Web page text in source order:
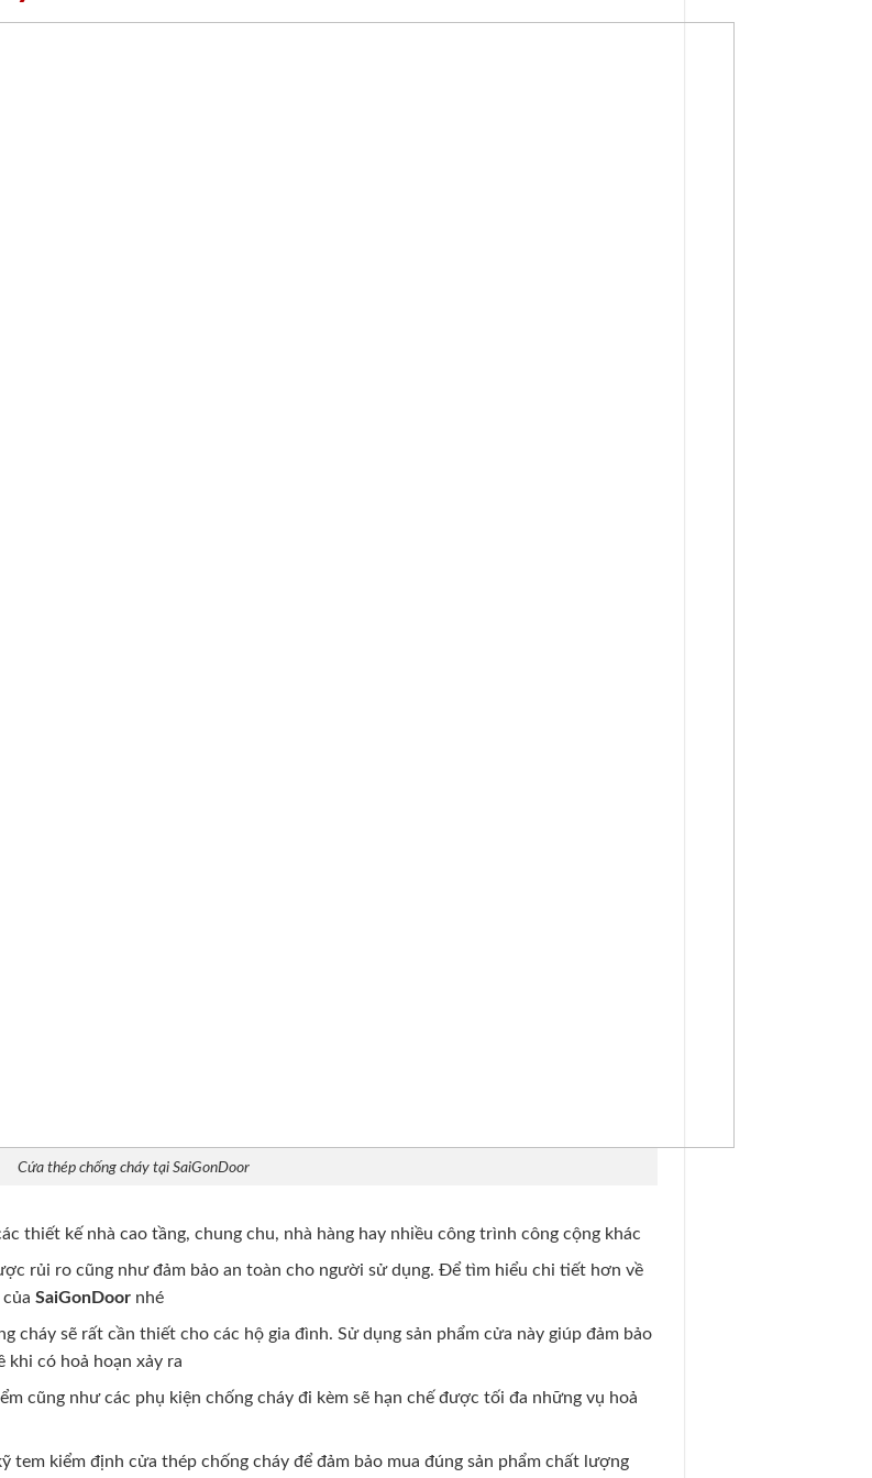
Cứa thép chống cháy tại SaiGonDoor
thiết kế nhà cao tầng, chung chu, nhà hàng hay nhiều công trình công cộng khác
rủi ro cũng như đảm bảo an toàn cho người sử dụng. Để tìm hiểu chi tiết hơn về
củaSaiGonDoor nhé
cháy sẽ rất cần thiết cho các hộ gia đình. Sử dụng sản phẩm cửa này giúp đảm bảo
khi có hoả hoạn xảy ra
cũng như các phụ kiện chống cháy đi kèm sẽ hạn chế được tối đa những vụ hoả
tem kiểm định cửa thép chống cháy để đảm bảo mua đúng sản phẩm chất lượng